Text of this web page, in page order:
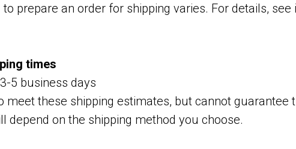
prepare an order for shipping varies. For details, see
times
5 business days
meet these shipping estimates, but cannot guarantee
depend on the shipping method you choose.